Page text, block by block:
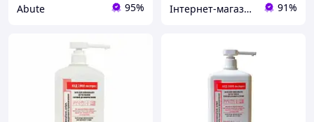
Abute 95% Інтернет-магазин CELEBRITY 91%